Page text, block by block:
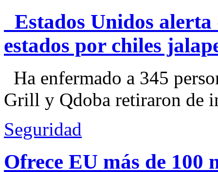
Estados Unidos alerta
estados por chiles
Ha enfermado a 345
Grill y Qdoba retiraron de
Seguridad
Ofrece EU más de 100